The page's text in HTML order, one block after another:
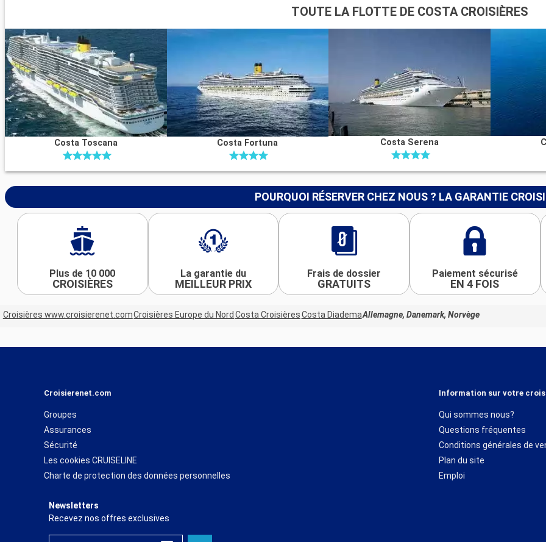
TOUTE LA FLOTTE DE COSTA CROISIÈRES
Costa Toscana Costa Fortuna Costa Serena
POURQUOI RÉSERVER CHEZ NOUS ? LA GARANTIE
Plus de 10 000
CROISIÈRES
La garantie du
MEILLEUR PRIX
Frais de dossier
GRATUITS
Paiement sécurisé
EN 4 FOIS
Croisières www.croisierenet.comCroisières Europe du Nord Costa CroisièresCosta DiademaAllemagne, Danemark, Norvège
Croisierenet.com
Groupes
Assurances
Sécurité
Les cookies CRUISELINE
Charte de protection des données personnelles
Information sur votre
Qui sommes nous?
Questions fréquentes
Conditions générales de
Plan du site
Emploi
Newsletters
Recevez nos offres exclusives